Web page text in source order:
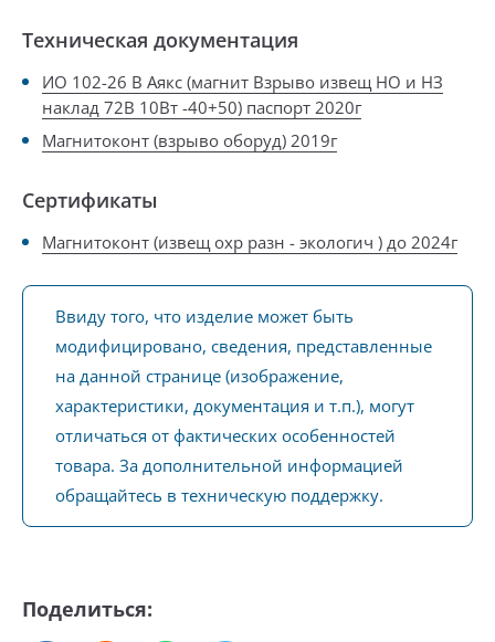
Техническая документация
ИО 102-26 В Аякс (магнит Взрыво извещ НО и НЗ
наклад 72В 10Вт -40+50) паспорт 2020г
Магнитоконт (взрыво оборуд) 2019г
Сертификаты
Магнитоконт (извещ охр разн - экологич ) до 2024г
Ввиду того, что изделие может быть
модифицировано, сведения, представленные
на данной странице (изображение,
характеристики, документация и т.п.), могут
отличаться от фактических особенностей
товара. За дополнительной информацией
обращайтесь в техническую поддержку.
Поделиться: